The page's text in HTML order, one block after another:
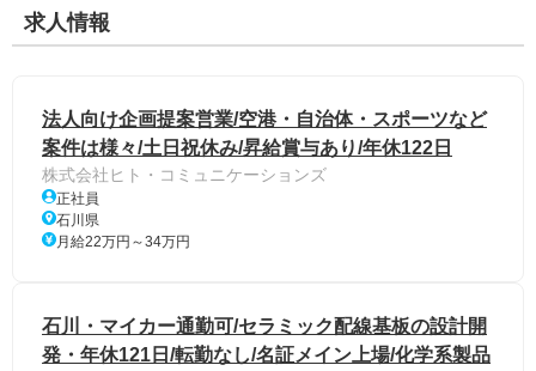
求人情報
法人向け企画提案営業/空港・自治体・スポーツなど
案件は様々/土日祝休み/昇給賞与あり/年休122日
株式会社ヒト・コミュニケーションズ
正社員
石川県
月給22万円～34万円
石川・マイカー通勤可/セラミック配線基板の設計開
発・年休121日/転勤なし/名証メイン上場/化学系製品